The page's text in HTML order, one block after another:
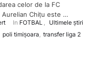
celor de la FC
Aurelian Chițu este …
In FOTBAL , Ultimele știri
poli timișoara, transfer liga 2